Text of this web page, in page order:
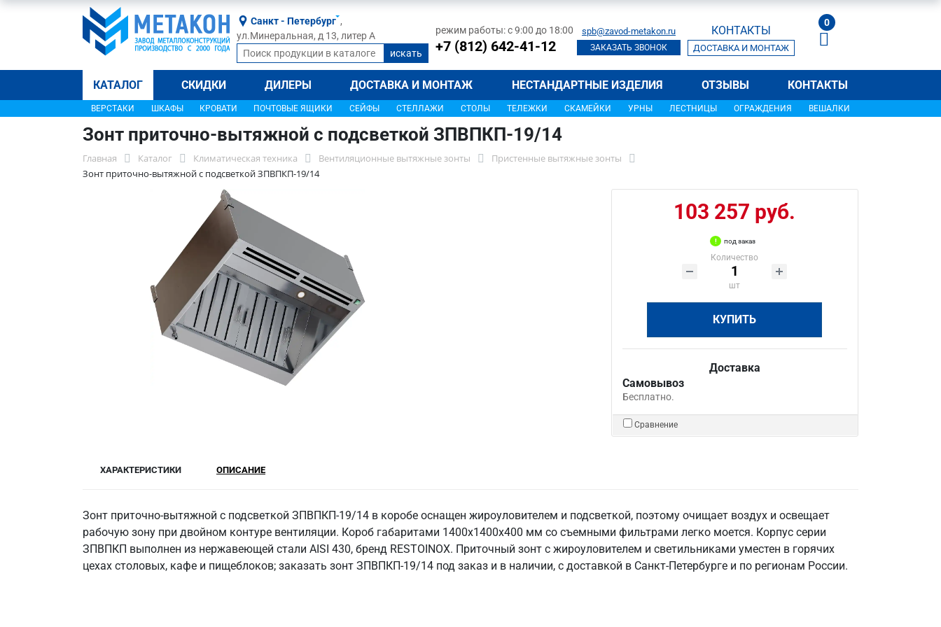
Санкт - Петербург ,
ул.Минеральная, д 13, литер А
режим работы: с 9:00 до 18:00
+7 (812) 642-41-12
spb@zavod-metakon.ru
ЗАКАЗАТЬ ЗВОНОК
КОНТАКТЫ
ДОСТАВКА И МОНТАЖ
0
КАТАЛОГ СКИДКИ ДИЛЕРЫ ДОСТАВКА И МОНТАЖ НЕСТАНДАРТНЫЕ ИЗДЕЛИЯ ОТЗЫВЫ КОНТАКТЫ
ВЕРСТАКИ ШКАФЫ КРОВАТИ ПОЧТОВЫЕ ЯЩИКИ СЕЙФЫ СТЕЛЛАЖИ СТОЛЫ ТЕЛЕЖКИ СКАМЕЙКИ УРНЫ ЛЕСТНИЦЫ ОГРАЖДЕНИЯ ВЕШАЛКИ
Зонт приточно-вытяжной с подсветкой ЗПВПКП-19/14
Главная Каталог Климатическая техника Вентиляционные вытяжные зонты
Пристенные вытяжные зонты
Зонт приточно-вытяжной с подсветкой ЗПВПКП-19/14
103 257 руб.
под заказ
Количество
шт
КУПИТЬ
Доставка
Самовывоз
Бесплатно.
Сравнение
ХАРАКТЕРИСТИКИ ОПИСАНИЕ
Зонт приточно-вытяжной с подсветкой ЗПВПКП-19/14 в коробе оснащен жироуловителем и подсветкой, поэтому очищает воздух и освещает
рабочую зону при двойном контуре вентиляции. Короб габаритами 1400х1400х400 мм со съемными фильтрами легко моется. Корпус серии
ЗПВПКП выполнен из нержавеющей стали AISI 430, бренд RESTOINOX. Приточный зонт с жироуловителем и светильниками уместен в горячих
цехах столовых, кафе и пищеблоков; заказать зонт ЗПВПКП-19/14 под заказ и в наличии, с доставкой в Санкт‑Петербурге и по регионам России.